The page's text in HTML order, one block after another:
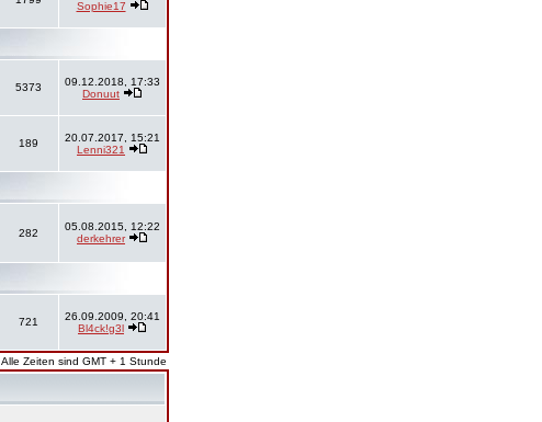
Sophie17
5373
09.12.2018, 17:33
Donuut
189
20.07.2017, 15:21
Lenni321
282
05.08.2015, 12:22
derkehrer
721
26.09.2009, 20:41
Bl4ck!g3l
Alle Zeiten sind GMT + 1 Stunde